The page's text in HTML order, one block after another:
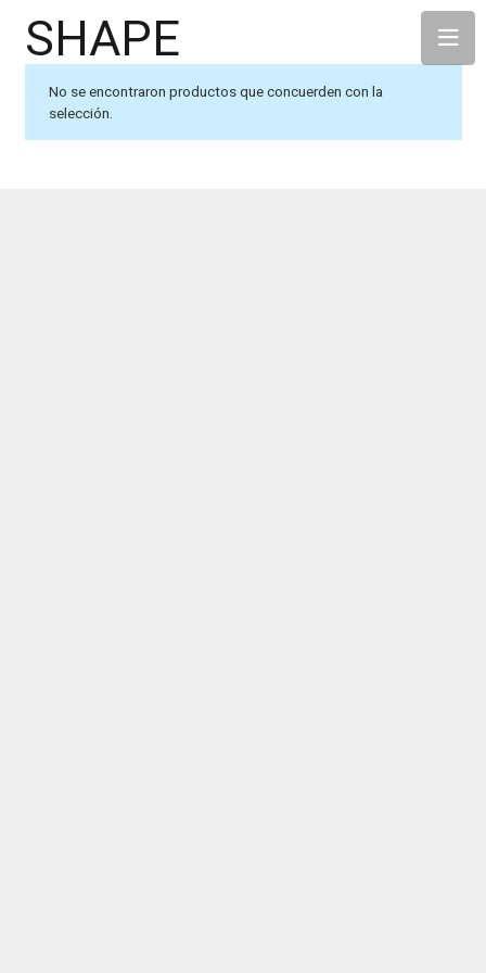
SHAPE
No se encontraron productos que concuerden con la
selección.